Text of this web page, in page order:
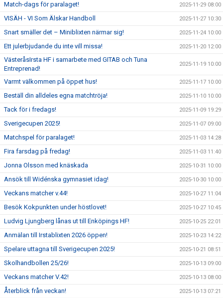
Match-dags för paralaget! 2025-11-29 08:00
VISÄH - VI Som Älskar Handboll 2025-11-27 10:30
Snart smäller det – Miniblixten närmar sig! 2025-11-24 10:00
Ett julerbjudande du inte vill missa! 2025-11-20 12:00
VästeråsIrsta HF i samarbete med GITAB och Tuna
Entreprenad!
2025-11-19 10:00
Varmt välkommen på öppet hus! 2025-11-17 10:00
Beställ din alldeles egna matchtröja! 2025-11-10 10:00
Tack för i fredags! 2025-11-09 19:29
Sverigecupen 2025! 2025-11-07 09:00
Matchspel för paralaget! 2025-11-03 14:28
Fira farsdag på fredag! 2025-11-03 11:40
Jonna Olsson med knäskada 2025-10-31 10:00
Ansök till Widénska gymnasiet idag! 2025-10-30 10:00
Veckans matcher v.44! 2025-10-27 11:04
Besök Kokpunkten under höstlovet! 2025-10-27 10:45
Ludvig Ljungberg lånas ut till Enköpings HF! 2025-10-25 22:01
Anmälan till Irstablixten 2026 öppen! 2025-10-23 14:22
Spelare uttagna till Sverigecupen 2025! 2025-10-21 08:51
Skolhandbollen 25/26! 2025-10-13 09:00
Veckans matcher V.42! 2025-10-13 08:00
Återblick från veckan! 2025-10-13 07:21